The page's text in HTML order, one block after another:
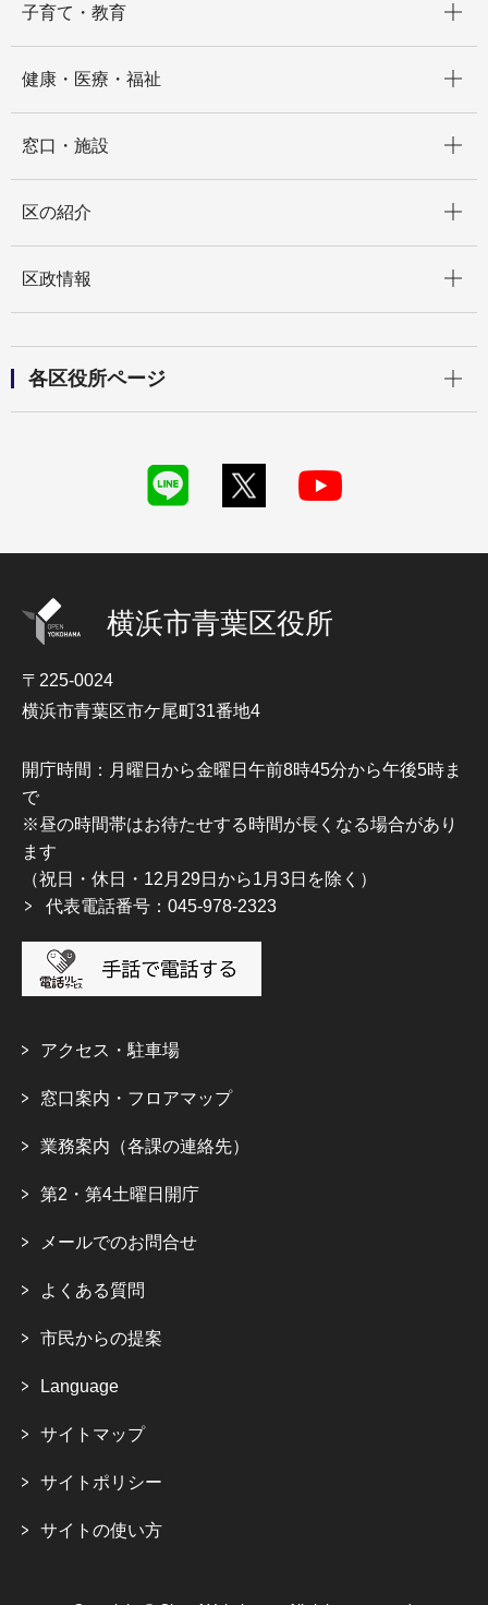
子育て・教育
健康・医療・福祉
窓口・施設
区の紹介
区政情報
各区役所ページ
横浜市青葉区役所
〒225-0024
横浜市青葉区市ケ尾町31番地4
開庁時間：月曜日から金曜日午前8時45分から午後5時ま
で
※昼の時間帯はお待たせする時間が長くなる場合があり
ます
（祝日・休日・12月29日から1月3日を除く）
代表電話番号：045-978-2323
アクセス・駐車場
窓口案内・フロアマップ
業務案内（各課の連絡先）
第2・第4土曜日開庁
メールでのお問合せ
よくある質問
市民からの提案
Language
サイトマップ
サイトポリシー
サイトの使い方